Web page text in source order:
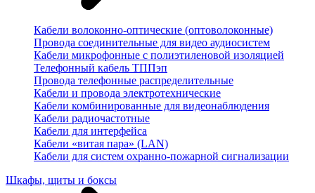
Кабели волоконно-оптические (оптоволоконные)
Провода соединительные для видео аудиосистем
Кабели микрофонные с полиэтиленовой изоляцией
Телефонный кабель ТППэп
Провода телефонные распределительные
Кабели и провода электротехнические
Кабели комбинированные для видеонаблюдения
Кабели радиочастотные
Кабели для интерфейса
Кабели «витая пара» (LAN)
Кабели для систем охранно-пожарной сигнализации
Шкафы, щиты и боксы